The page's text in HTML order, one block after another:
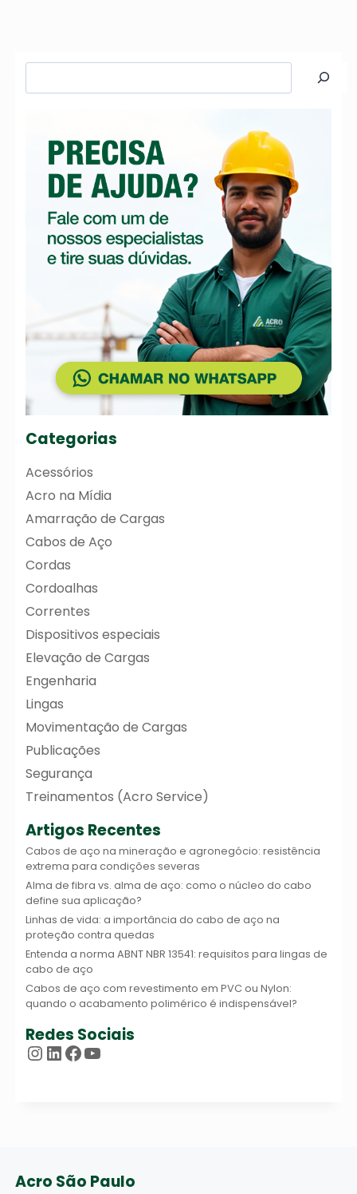
Categorias
Acessórios
Acro na Mídia
Amarração de Cargas
Cabos de Aço
Cordas
Cordoalhas
Correntes
Dispositivos especiais
Elevação de Cargas
Engenharia
Lingas
Movimentação de Cargas
Publicações
Segurança
Treinamentos (Acro Service)
Artigos Recentes
Cabos de aço na mineração e agronegócio: resistência
extrema para condições severas
Alma de fibra vs. alma de aço: como o núcleo do cabo
define sua aplicação?
Linhas de vida: a importância do cabo de aço na
proteção contra quedas
Entenda a norma ABNT NBR 13541: requisitos para lingas de
cabo de aço
Cabos de aço com revestimento em PVC ou Nylon:
quando o acabamento polimérico é indispensável?
Redes Sociais
Instagram
LinkedIn
Facebook
Youtube
Acro São Paulo